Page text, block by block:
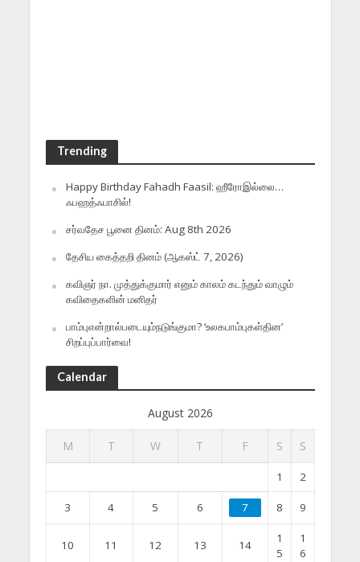
Trending
Happy Birthday Fahadh Faasil: ஹீரோஇல்லை…
ஃபஹத்ஃபாசில்!
சர்வதேச பூனை தினம்: Aug 8th 2026
தேசிய கைத்தறி தினம் (ஆகஸ்ட் 7, 2026)
கவிஞர் நா. முத்துக்குமார் எனும் காலம் கடந்தும் வாழும்
கவிதைகளின் மனிதர்
பாம்புஎன்றால்படையும்நடுங்குமா? ‘உலகபாம்புகள்தின’
சிறப்புப்பார்வை!
Calendar
August 2026
M T W T F S S
1 2
3 4 5 6 7 8 9
10 11 12 13 14
1
5
1
6